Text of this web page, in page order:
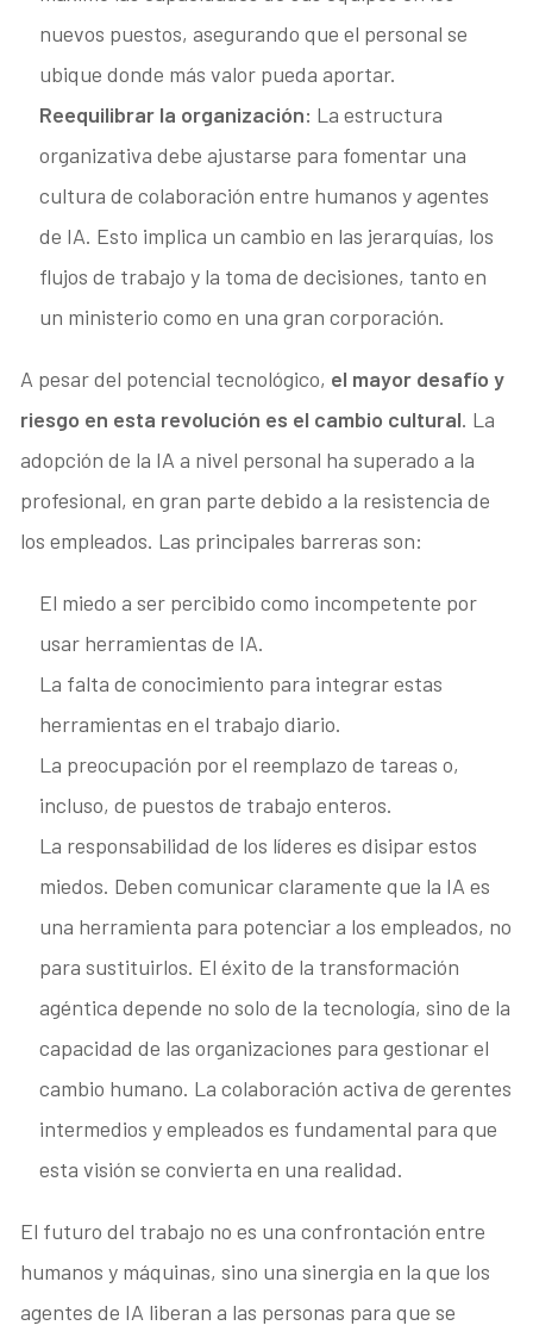
nuevos puestos, asegurando que el personal se
ubique donde más valor pueda aportar.
Reequilibrar la organización: La estructura
organizativa debe ajustarse para fomentar una
cultura de colaboración entre humanos y agentes
de IA. Esto implica un cambio en las jerarquías, los
flujos de trabajo y la toma de decisiones, tanto en
un ministerio como en una gran corporación.
A pesar del potencial tecnológico, el mayor desafío y
riesgo en esta revolución es el cambio cultural. La
adopción de la IA a nivel personal ha superado a la
profesional, en gran parte debido a la resistencia de
los empleados. Las principales barreras son:
El miedo a ser percibido como incompetente por
usar herramientas de IA.
La falta de conocimiento para integrar estas
herramientas en el trabajo diario.
La preocupación por el reemplazo de tareas o,
incluso, de puestos de trabajo enteros.
La responsabilidad de los líderes es disipar estos
miedos. Deben comunicar claramente que la IA es
una herramienta para potenciar a los empleados, no
para sustituirlos. El éxito de la transformación
agéntica depende no solo de la tecnología, sino de la
capacidad de las organizaciones para gestionar el
cambio humano. La colaboración activa de gerentes
intermedios y empleados es fundamental para que
esta visión se convierta en una realidad.
El futuro del trabajo no es una confrontación entre
humanos y máquinas, sino una sinergia en la que los
agentes de IA liberan a las personas para que se